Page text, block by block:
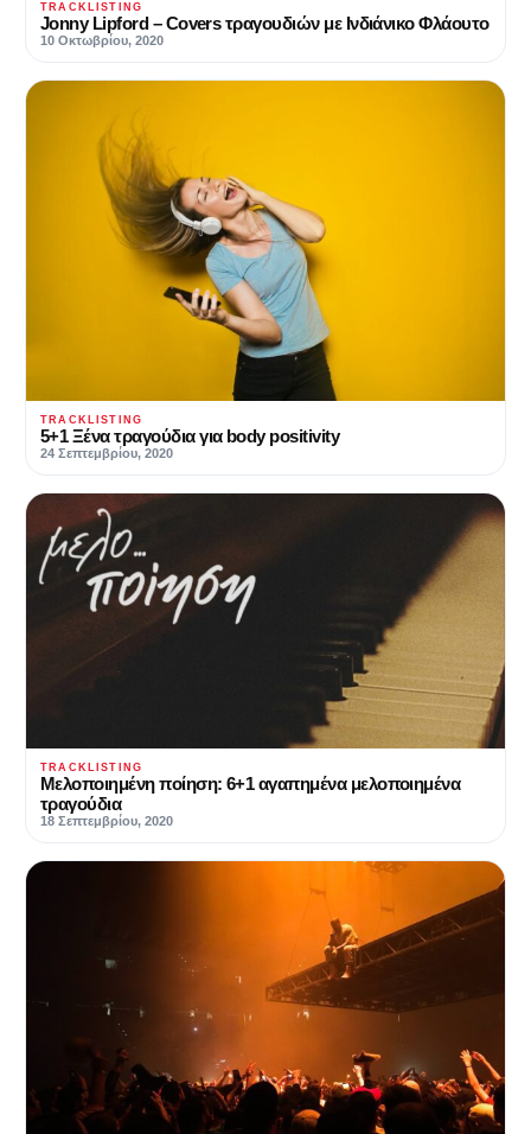
TRACKLISTING
Jonny Lipford – Covers τραγουδιών με Ινδιάνικο Φλάουτο
10 Οκτωβρίου, 2020
TRACKLISTING
5+1 Ξένα τραγούδια για body positivity
24 Σεπτεμβρίου, 2020
TRACKLISTING
Μελοποιημένη ποίηση: 6+1 αγαπημένα μελοποιημένα
τραγούδια
18 Σεπτεμβρίου, 2020